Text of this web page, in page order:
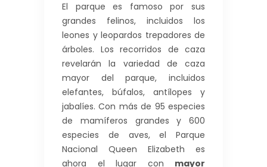
El parque es famoso por sus
grandes felinos, incluidos los
leones y leopardos trepadores de
árboles. Los recorridos de caza
revelarán la variedad de caza
mayor del parque, incluidos
elefantes, búfalos, antílopes y
jabalíes. Con más de 95 especies
de mamíferos grandes y 600
especies de aves, el Parque
Nacional Queen Elizabeth es
ahora el lugar con mayor